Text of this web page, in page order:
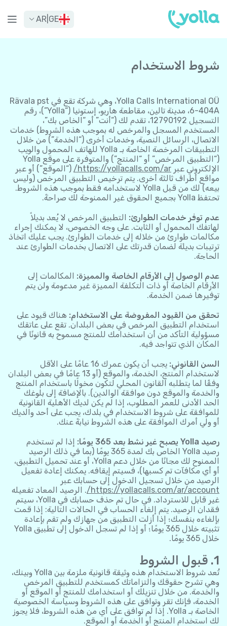
GE
AR
شروط الاستخدام
Yolla Calls International OÜ، وهي شركة تقع في Rävala pst
6-404A، مدينة تالين، مقاطعة هاريو، إستونيا (“Yolla”)، رقم
التسجيل 12790192، تقدم لك (“أنت” أو “الخاص بك”،
المستخدم المسجل والمرخص له بموجب هذه الشروط) خدمات
الاتصال، الرسائل النصية، وخدمات أخرى (“الخدمة”) من خلال
التطبيقات المرخصة الخاصة بـ Yolla للهاتف المحمول والويب
(“التطبيق المرخص” أو “المنتج”) والمتوفرة على موقع Yolla
الإلكتروني عبر https://yollacalls.com/ar/
(“الموقع”) أو عبر
مواقع أطراف ثالثة أخرى. يتم ترخيص التطبيق المرخص (وليس
بيعه) لك من قبل Yolla لاستخدامه فقط بموجب هذه الشروط.
تحتفظ Yolla بجميع الحقوق غير الممنوحة لك صراحةً.
عدم توفر خدمات الطوارئ: التطبيق المرخص لا يُعد بديلاً
لهاتفك المحمول أو الثابت. على وجه الخصوص، لا يمكنك إجراء
مكالمات طوارئ من خلاله إلى خدمات الطوارئ. يجب عليك اتخاذ
ترتيبات بديلة لضمان قدرتك على الاتصال بخدمات الطوارئ عند
الحاجة.
عدم الوصول إلى الأرقام الخاصة والمميزة: المكالمات إلى
الأرقام الخاصة أو ذات التكلفة المميزة غير مدعومة ولن يتم
توفيرها ضمن الخدمة.
تحقق من القيود المفروضة على الاستخدام: هناك قيود على
استخدام التطبيق المرخص في بعض البلدان. تقع على عاتقك
مسؤولية التأكد من أن استخدامك للمنتج مسموح به قانونًا في
المكان الذي تتواجد فيه.
السن القانوني:
يجب أن يكون عمرك 16 عامًا على الأقل
لاستخدام المنتج، الخدمة، والموقع (أو 13 عامًا في بعض البلدان
وفقًا لما يتطلبه القانون المحلي لتكون مخولًا باستخدام المنتج
والخدمة والموقع دون موافقة الوالدين). بالإضافة إلى بلوغك
الحد الأدنى للعمر المطلوب، إذا لم يكن لديك الأهلية القانونية
للموافقة على شروط الاستخدام في بلدك، يجب على أحد والديك
أو ولي أمرك الموافقة على هذه الشروط نيابةً عنك.
رصيد Yolla يصبح غير نشط بعد 365 يومًا:
إذا لم تستخدم
رصيد Yolla الخاص بك لمدة 365 يومًا (بما في ذلك الرصيد
الممنوح لك مجانًا من خلال دعم Yolla، أو عند تحميل التطبيق،
أو أي مكافآت تم كسبها)، فسيتم إيقافه. يمكنك إعادة تفعيل
الرصيد من خلال تسجيل الدخول إلى حسابك عبر
https://yollacalls.com/ar/account/ . الرصيد المعاد تفعيله
غير قابل للاسترداد. في حال تم حذف حسابك في Yolla، سيتم
فقدان الرصيد. يتم إلغاء الحساب في الحالات التالية: إذا قمت
بإلغاءه بنفسك؛ إذا أزلت التطبيق من جهازك ولم تقم بإعادة
تثبيته خلال 365 يومًا؛ أو إذا لم تسجل الدخول إلى تطبيق Yolla
خلال 365 يومًا.
1. قبول الشروط
تُعد شروط الاستخدام هذه وثيقة قانونية ملزمة بين Yolla وبينك،
وهي تشرح حقوقك والتزاماتك كمستخدم للتطبيق المرخص
والخدمة. من خلال تنزيلك أو استخدامك للمنتج أو الموقع أو
الخدمة، فإنك تقر وتوافق على هذه الشروط وسياسة الخصوصية
الخاصة بـ Yolla. إذا لم توافق على أي من هذه الشروط، فلا يجوز
لك استخدام المنتج أو الخدمة أو الموقع.